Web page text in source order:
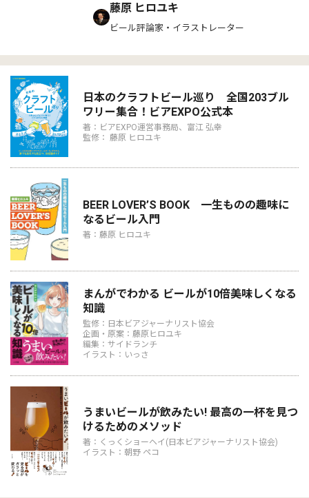
藤原 ヒロユキ
ビール評論家・イラストレーター
日本のクラフトビール巡り 全国203ブル
ワリー集合！ビアEXPO公式本
著：ビアEXPO運営事務局、富江 弘幸
監修： 藤原 ヒロユキ
BEER LOVER’S BOOK 一生ものの趣味に
なるビール入門
著：藤原 ヒロユキ
まんがでわかる ビールが10倍美味しくなる
知識
監修：日本ビアジャーナリスト協会
企画・原案：藤原ヒロユキ
編集：サイドランチ
イラスト：いっさ
うまいビールが飲みたい! 最高の一杯を見つ
けるためのメソッド
著：くっくショーヘイ(日本ビアジャーナリスト協会)
イラスト：朝野 ペコ